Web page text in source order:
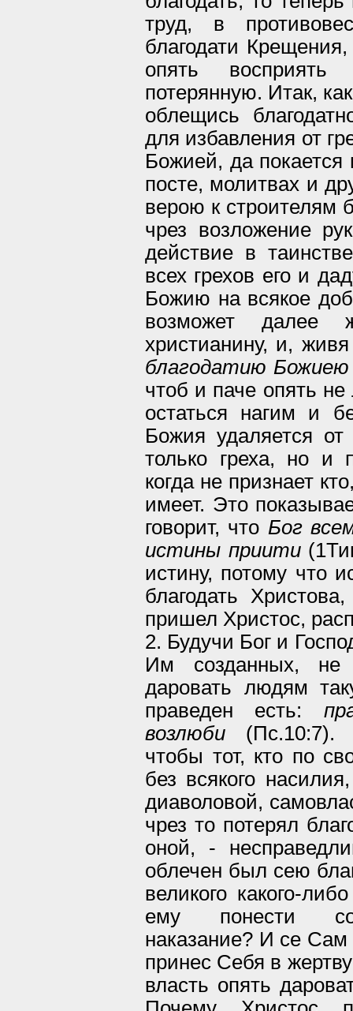
труд, в
благодати
опять
потерянную. Итак,
облещись
для избавления от
Божией, да
посте, молитвах и
верою к строителям
чрез возложение
действие в
всех грехов его и
Божию на всякое
возможет далее
христианину, и,
благодатию
чтоб и паче опять
остаться нагим и
Божия удаляется
только греха, но и
когда не признает
имеет. Это
говорит, что Бог
истины приити
истину, потому что
благодать
пришел Христос,
2. Будучи Бог и
Им созданных,
даровать людям
праведен есть:
возлюби (Пс.10:7).
чтобы тот, кто по
без всякого
диаволовой,
чрез то потерял
оной, -
облечен был сею
великого какого-
ему понести
наказание? И се Сам
принес Себя в
власть опять